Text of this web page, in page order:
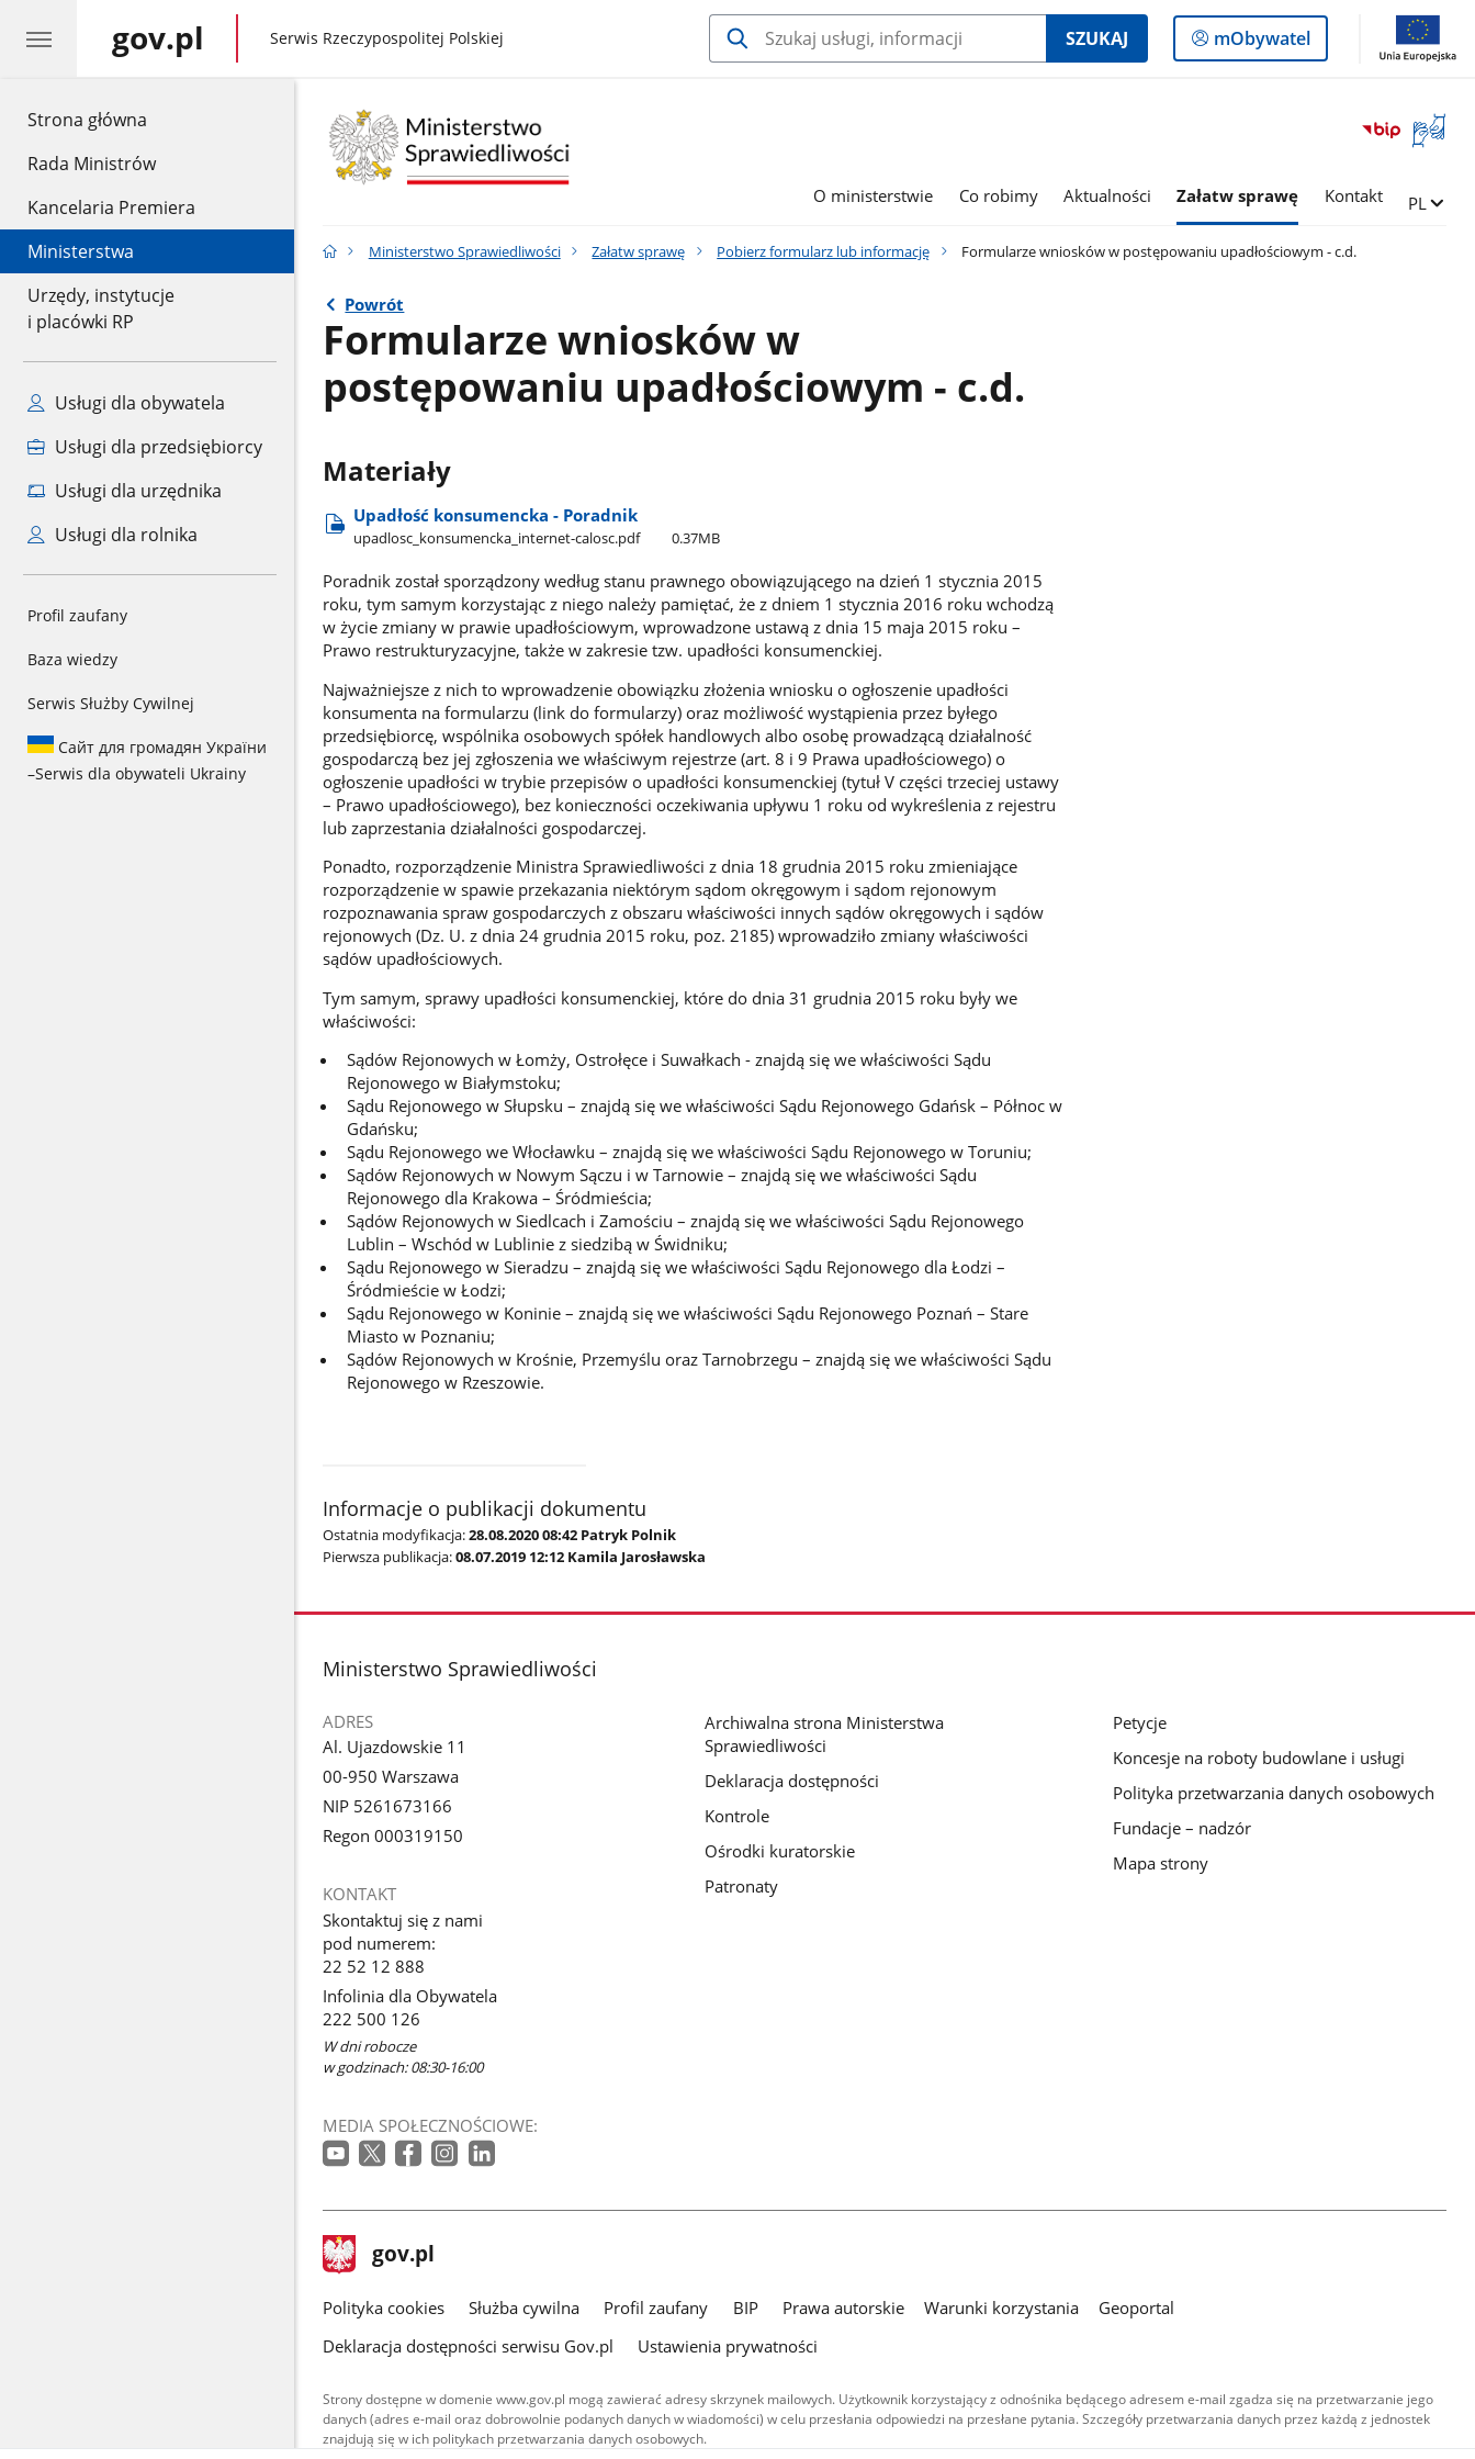
Strona główna
Rada Ministrów
Kancelaria Premiera
Ministerstwa
Urzędy, instytucje
i placówki RP
Usługi dla obywatela
Usługi dla przedsiębiorcy
Usługi dla urzędnika
Usługi dla rolnika
Profil zaufany
Baza wiedzy
Serwis Służby Cywilnej
Сайт для громадян України
–Serwis dla obywateli Ukrainy
gov.pl gov.pl
Serwis Rzeczypospolitej Polskiej SZUKAJ
Logowanie
do
mObywatel
Otwórz
okno
języka
O ministerstwie Co robimy Aktualności Załatw sprawę Kontakt Zmień
PL
Ministerstwo Sprawiedliwości Załatw sprawę Pobierz formularz lub informację Formularze wniosków w postępowaniu upadłościowym - c.d.
Powrót
Formularze wniosków w
postępowaniu upadłościowym - c.d.
Materiały
Upadłość konsumencka - Poradnik
upadlosc​_konsumencka​_internet-calosc.pdf 0.37MB
Poradnik został sporządzony według stanu prawnego obowiązującego na dzień 1 stycznia 2015
roku, tym samym korzystając z niego należy pamiętać, że z dniem 1 stycznia 2016 roku wchodzą
w życie zmiany w prawie upadłościowym, wprowadzone ustawą z dnia 15 maja 2015 roku –
Prawo restrukturyzacyjne, także w zakresie tzw. upadłości konsumenckiej.
Najważniejsze z nich to wprowadzenie obowiązku złożenia wniosku o ogłoszenie upadłości
konsumenta na formularzu (link do formularzy) oraz możliwość wystąpienia przez byłego
przedsiębiorcę, wspólnika osobowych spółek handlowych albo osobę prowadzącą działalność
gospodarczą bez jej zgłoszenia we właściwym rejestrze (art. 8 i 9 Prawa upadłościowego) o
ogłoszenie upadłości w trybie przepisów o upadłości konsumenckiej (tytuł V części trzeciej ustawy
– Prawo upadłościowego), bez konieczności oczekiwania upływu 1 roku od wykreślenia z rejestru
lub zaprzestania działalności gospodarczej.
Ponadto, rozporządzenie Ministra Sprawiedliwości z dnia 18 grudnia 2015 roku zmieniające
rozporządzenie w spawie przekazania niektórym sądom okręgowym i sądom rejonowym
rozpoznawania spraw gospodarczych z obszaru właściwości innych sądów okręgowych i sądów
rejonowych (Dz. U. z dnia 24 grudnia 2015 roku, poz. 2185) wprowadziło zmiany właściwości
sądów upadłościowych.
Tym samym, sprawy upadłości konsumenckiej, które do dnia 31 grudnia 2015 roku były we
właściwości:
Sądów Rejonowych w Łomży, Ostrołęce i Suwałkach - znajdą się we właściwości Sądu
Rejonowego w Białymstoku;
Sądu Rejonowego w Słupsku – znajdą się we właściwości Sądu Rejonowego Gdańsk – Północ w
Gdańsku;
Sądu Rejonowego we Włocławku – znajdą się we właściwości Sądu Rejonowego w Toruniu;
Sądów Rejonowych w Nowym Sączu i w Tarnowie – znajdą się we właściwości Sądu
Rejonowego dla Krakowa – Śródmieścia;
Sądów Rejonowych w Siedlcach i Zamościu – znajdą się we właściwości Sądu Rejonowego
Lublin – Wschód w Lublinie z siedzibą w Świdniku;
Sądu Rejonowego w Sieradzu – znajdą się we właściwości Sądu Rejonowego dla Łodzi –
Śródmieście w Łodzi;
Sądu Rejonowego w Koninie – znajdą się we właściwości Sądu Rejonowego Poznań – Stare
Miasto w Poznaniu;
Sądów Rejonowych w Krośnie, Przemyślu oraz Tarnobrzegu – znajdą się we właściwości Sądu
Rejonowego w Rzeszowie.
Informacje o publikacji dokumentu
Ostatnia modyfikacja:28.08.2020 08:42 Patryk Polnik
Pierwsza publikacja:08.07.2019 12:12 Kamila Jarosławska
stopka
Ministerstwo Sprawiedliwości
ADRES
Al. Ujazdowskie 11
00-950 Warszawa
NIP 5261673166
Regon 000319150
KONTAKT
Skontaktuj się z nami
pod numerem:
22 52 12 888
Infolinia dla Obywatela
222 500 126
W dni robocze
w godzinach: 08:30-16:00
MEDIA SPOŁECZNOŚCIOWE:
Archiwalna strona Ministerstwa
Sprawiedliwości
Deklaracja dostępności
Kontrole
Ośrodki kuratorskie
Patronaty
Petycje
Koncesje na roboty budowlane i usługi
Polityka przetwarzania danych osobowych
Fundacje – nadzór
Mapa strony
stopka
gov.pl Strona
gov.pl
gov.pl
Polityka cookies Służba cywilna Profil zaufany BIP Prawa autorskie Warunki korzystania
Geoportal
Deklaracja dostępności serwisu Gov.pl
Ustawienia prywatności
Strony dostępne w domenie www.gov.pl mogą zawierać adresy skrzynek mailowych. Użytkownik korzystający z odnośnika będącego adresem e-mail zgadza się na przetwarzanie jego
danych (adres e-mail oraz dobrowolnie podanych danych w wiadomości) w celu przesłania odpowiedzi na przesłane pytania. Szczegóły przetwarzania danych przez każdą z jednostek
znajdują się w ich politykach przetwarzania danych osobowych.